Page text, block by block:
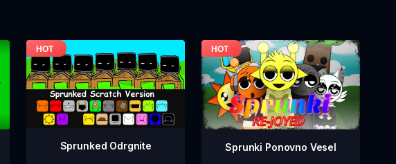
Sprunked Odrgnite Sprunki Ponovno Vesel